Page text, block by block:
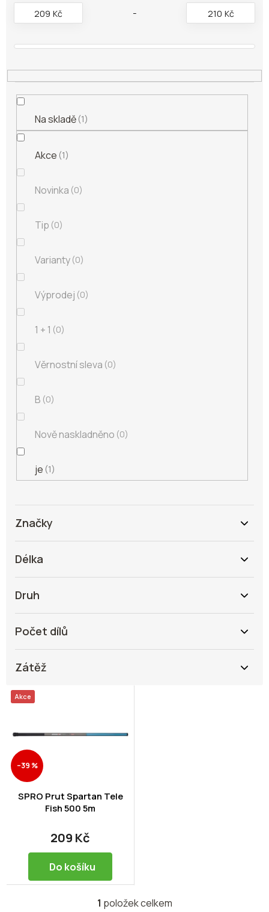
ů
209 Kč 210 Kč
Na skladě 1
Akce 1
Novinka 0
Tip 0
Varianty 0
Výprodej 0
1 + 1 0
Věrnostní sleva 0
B 0
Nově naskladněno 0
je 1
Značky
Délka
Druh
Počet dílů
Zátěž
V
ý
p
Akce
–39 %
SPRO Prut Spartan Tele
Fish 500 5m
209 Kč
Do košíku
O
1 položek celkem